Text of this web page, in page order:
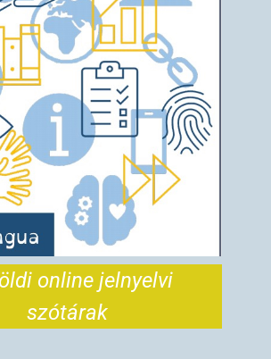
online jelnyelvi
szótárak